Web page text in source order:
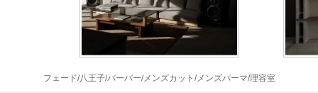
フェード/八王子/バーバー/メンズカット/メンズパーマ/理容室